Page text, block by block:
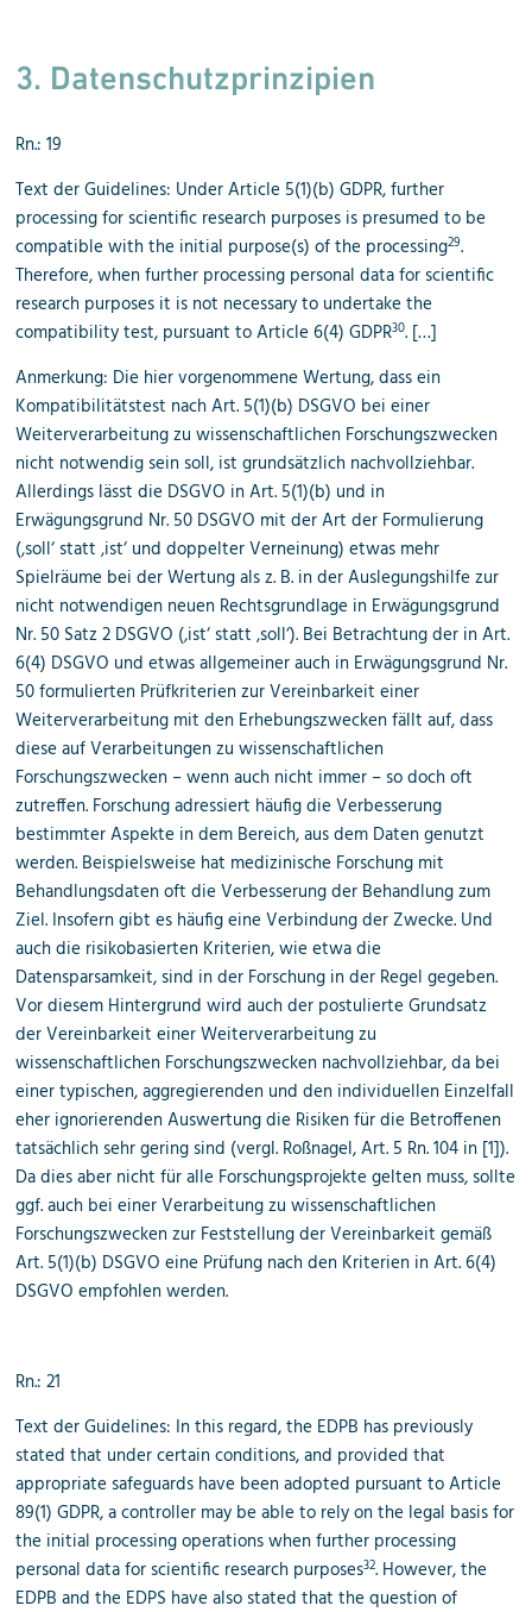
3. Datenschutzprinzipien
Rn.: 19
Text der Guidelines: Under Article 5(1)(b) GDPR, further
processing for scientific research purposes is presumed to be
compatible with the initial purpose(s) of the processing29.
Therefore, when further processing personal data for scientific
research purposes it is not necessary to undertake the
compatibility test, pursuant to Article 6(4) GDPR30. […]
Anmerkung: Die hier vorgenommene Wertung, dass ein
Kompatibilitätstest nach Art. 5(1)(b) DSGVO bei einer
Weiterverarbeitung zu wissenschaftlichen Forschungszwecken
nicht notwendig sein soll, ist grundsätzlich nachvollziehbar.
Allerdings lässt die DSGVO in Art. 5(1)(b) und in
Erwägungsgrund Nr. 50 DSGVO mit der Art der Formulierung
(‚soll‘ statt ‚ist‘ und doppelter Verneinung) etwas mehr
Spielräume bei der Wertung als z. B. in der Auslegungshilfe zur
nicht notwendigen neuen Rechtsgrundlage in Erwägungsgrund
Nr. 50 Satz 2 DSGVO (‚ist‘ statt ‚soll‘). Bei Betrachtung der in Art.
6(4) DSGVO und etwas allgemeiner auch in Erwägungsgrund Nr.
50 formulierten Prüfkriterien zur Vereinbarkeit einer
Weiterverarbeitung mit den Erhebungszwecken fällt auf, dass
diese auf Verarbeitungen zu wissenschaftlichen
Forschungszwecken – wenn auch nicht immer – so doch oft
zutreffen. Forschung adressiert häufig die Verbesserung
bestimmter Aspekte in dem Bereich, aus dem Daten genutzt
werden. Beispielsweise hat medizinische Forschung mit
Behandlungsdaten oft die Verbesserung der Behandlung zum
Ziel. Insofern gibt es häufig eine Verbindung der Zwecke. Und
auch die risikobasierten Kriterien, wie etwa die
Datensparsamkeit, sind in der Forschung in der Regel gegeben.
Vor diesem Hintergrund wird auch der postulierte Grundsatz
der Vereinbarkeit einer Weiterverarbeitung zu
wissenschaftlichen Forschungszwecken nachvollziehbar, da bei
einer typischen, aggregierenden und den individuellen Einzelfall
eher ignorierenden Auswertung die Risiken für die Betroffenen
tatsächlich sehr gering sind (vergl. Roßnagel, Art. 5 Rn. 104 in [1]).
Da dies aber nicht für alle Forschungsprojekte gelten muss, sollte
ggf. auch bei einer Verarbeitung zu wissenschaftlichen
Forschungszwecken zur Feststellung der Vereinbarkeit gemäß
Art. 5(1)(b) DSGVO eine Prüfung nach den Kriterien in Art. 6(4)
DSGVO empfohlen werden.
Rn.: 21
Text der Guidelines: In this regard, the EDPB has previously
stated that under certain conditions, and provided that
appropriate safeguards have been adopted pursuant to Article
89(1) GDPR, a controller may be able to rely on the legal basis for
the initial processing operations when further processing
personal data for scientific research purposes32. However, the
EDPB and the EDPS have also stated that the question of